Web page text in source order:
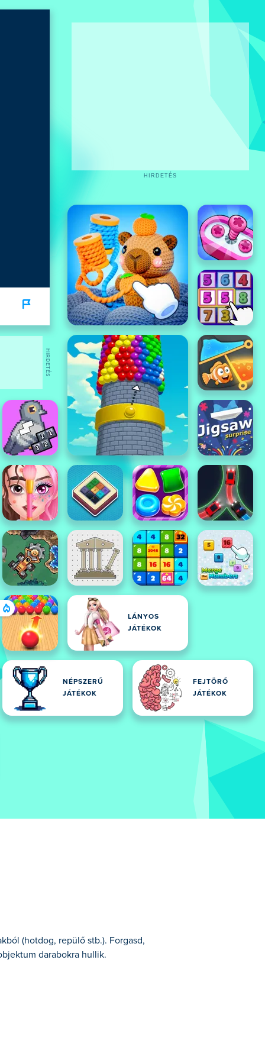
LÁNYOS
JÁTÉKOK
NÉPSZERŰ
JÁTÉKOK
FEJTÖRŐ
JÁTÉKOK
HIRDETÉS
HIRDETÉS
(hotdog, repülő stb.). Forgasd,
darabokra hullik.
a bennük ragadt kis csavarok